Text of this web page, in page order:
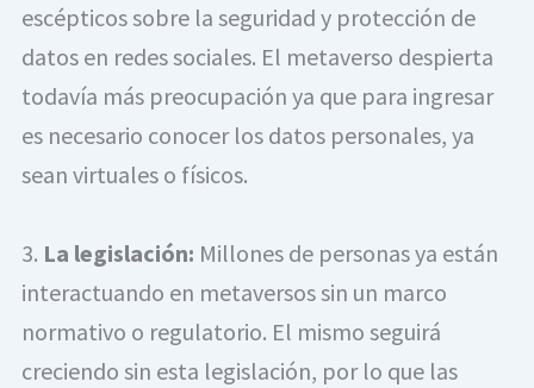
escépticos sobre la seguridad y protección de
datos en redes sociales. El metaverso despierta
todavía más preocupación ya que para ingresar
es necesario conocer los datos personales, ya
sean virtuales o físicos.
3. La legislación: Millones de personas ya están
interactuando en metaversos sin un marco
normativo o regulatorio. El mismo seguirá
creciendo sin esta legislación, por lo que las